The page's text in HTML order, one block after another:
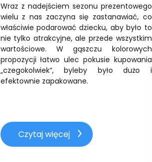
Wraz z nadejściem sezonu prezentowego
wielu z nas zaczyna się zastanawiać, co
właściwie podarować dziecku, aby było to
nie tylko atrakcyjne, ale przede wszystkim
wartościowe. W gąszczu kolorowych
propozycji łatwo ulec pokusie kupowania
„czegokolwiek”, byleby było dużo i
efektownie zapakowane.
Czytaj więcej